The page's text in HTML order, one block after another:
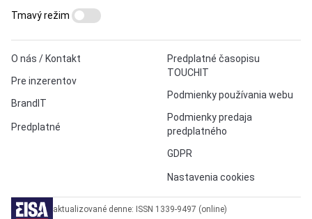
O nás / Kontakt
Pre inzerentov
BrandIT
Predplatné
Predplatné časopisu
TOUCHIT
Podmienky používania webu
Podmienky predaja
predplatného
GDPR
Nastavenia cookies
Tmavý režim
aktualizované denne: ISSN 1339-9497 (online)